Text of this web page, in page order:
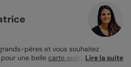
pères et vous souhaitez
une belle carte spéciale fête des
Lire la suite